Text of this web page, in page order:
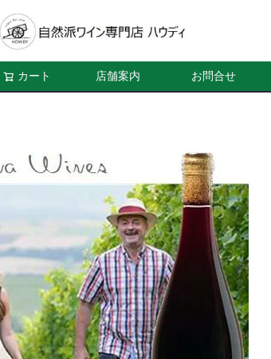
カート 店舗案内 お問合せ